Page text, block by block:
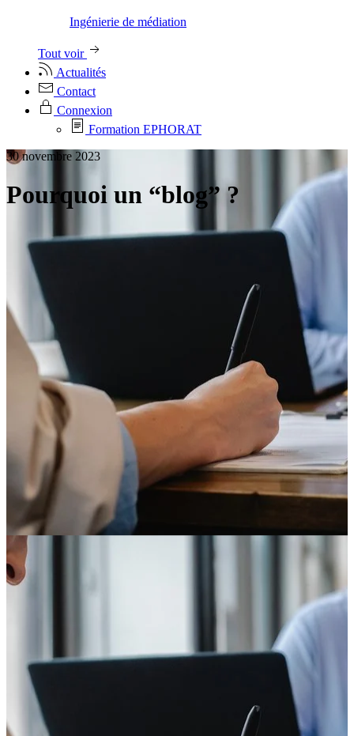
Ingénierie de médiation
Tout voir
Actualités
Contact
Connexion
Formation EPHORAT
30 novembre 2023
Pourquoi un “blog” ?